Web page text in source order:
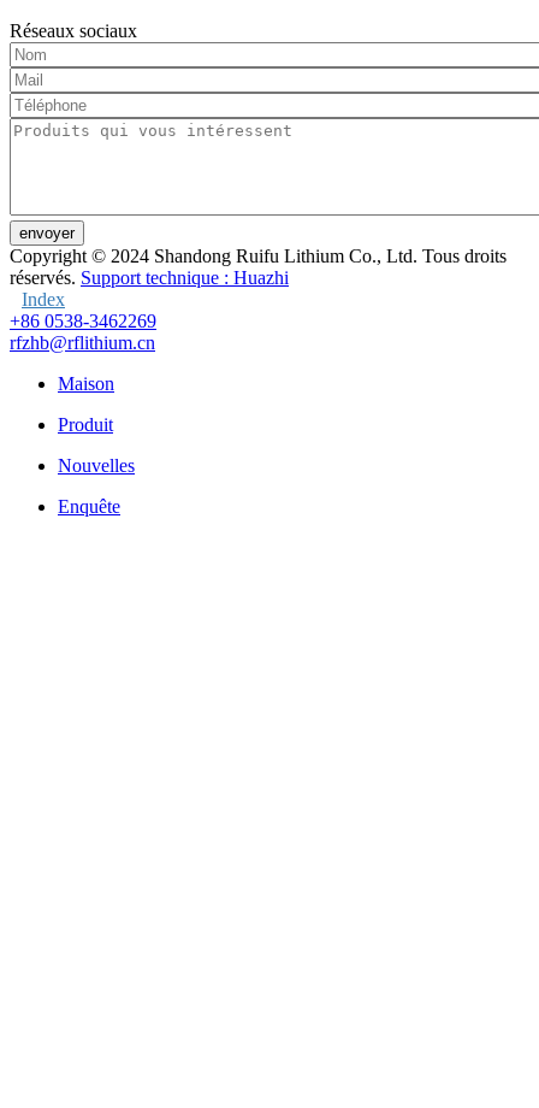
Réseaux sociaux
envoyer
Copyright © 2024 Shandong Ruifu Lithium Co., Ltd. Tous droits
réservés. Support technique : Huazhi
Index
+86 0538-3462269
rfzhb@rflithium.cn
Maison
Produit
Nouvelles
Enquête